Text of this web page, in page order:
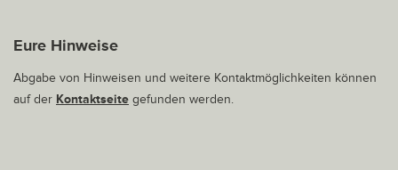
Eure Hinweise
Abgabe von Hinweisen und weitere Kontaktmöglichkeiten können
auf der Kontaktseite gefunden werden.